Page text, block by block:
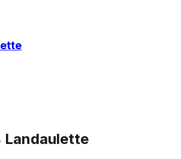
Landaulette